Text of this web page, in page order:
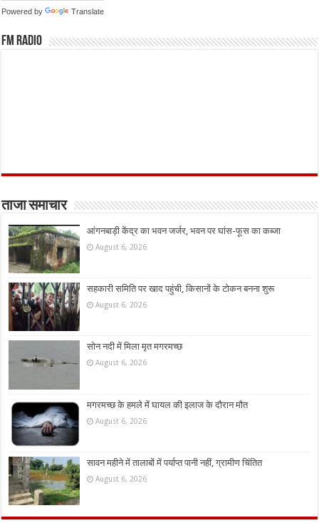
Powered by Translate
FM Radio
ताजा समाचार
आंगनबाड़ी केंद्र का भवन जर्जर, भवन पर घांस-फूस का कब्जा
August 6, 2026
सहकारी समिति पर खाद पहुंची, किसानों के टोकन बनना शुरू
August 6, 2026
सोन नदी में मिला मृत मगरमच्छ
August 6, 2026
मगरमच्छ के हमले में घायल की इलाज के दौरान मौत
August 6, 2026
सावन महीने में तालाबों में पर्याप्त पानी नहीं, ग्रामीण चिंतित
August 6, 2026